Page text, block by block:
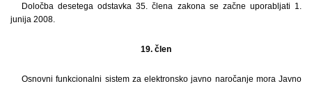
Določba desetega odstavka 35. člena zakona se začne uporabljati 1.
junija 2008.
19. člen
Osnovni funkcionalni sistem za elektronsko javno naročanje mora Javno